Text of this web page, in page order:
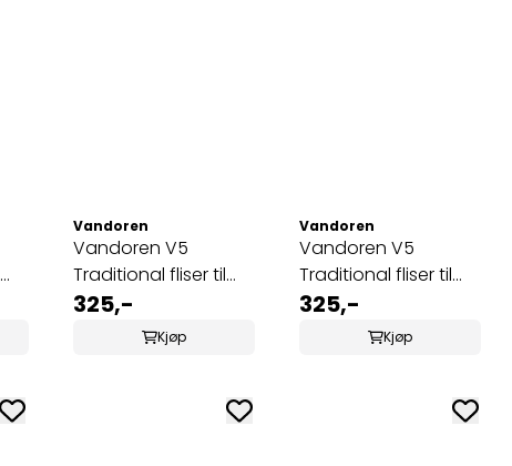
Vandoren
Vandoren V5
Traditional fliser til
bassklarinett 4
325,-
Kjøp
Vandoren
Vandoren V5
Traditional fliser til
bassklarinett 5
325,-
Kjøp